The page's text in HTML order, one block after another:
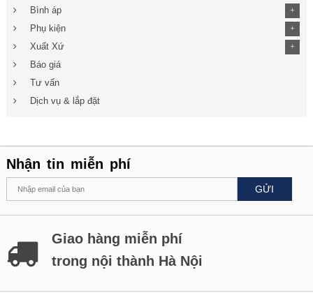
Bình áp
+
Phụ kiện +
Xuất Xứ +
Báo giá
Tư vấn
Dịch vụ & lắp đặt
Nhận tin miễn phí
GỬI
Giao hàng miễn phí
trong nội thành Hà Nội